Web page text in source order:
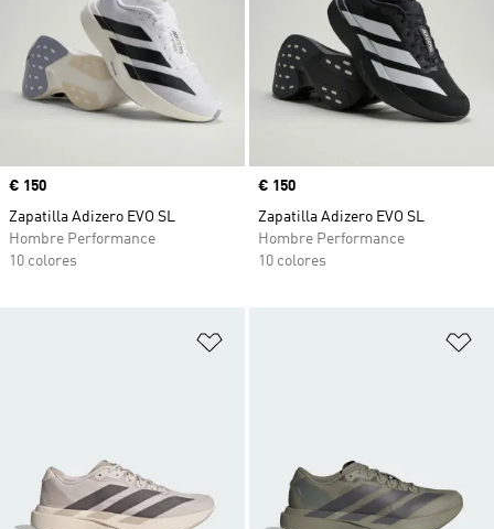
Precio
€ 150
Zapatilla Adizero EVO SL
Hombre Performance
10 colores
Precio
€ 150
Zapatilla Adizero EVO SL
Hombre Performance
10 colores